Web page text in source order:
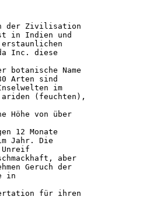
der Zivilisation
in Indien und
Inc. diese
Name
Arten sind
im
ariden (feuchten),
Höhe von über
12 Monate
Jahr. Die
Unreif
aber
Geruch der
in
für ihren